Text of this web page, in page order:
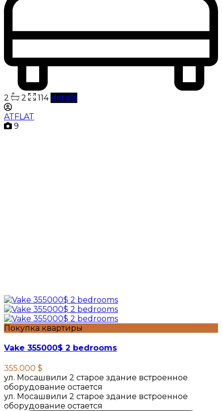
2 2 114 details
ATFLAT
9
Покупка квартиры
Vake 355000$ 2 bedrooms
355.000 $
ул. Мосашвили 2 старое здание встроенное
оборудование остается
ул. Мосашвили 2 старое здание встроенное
оборудование остается